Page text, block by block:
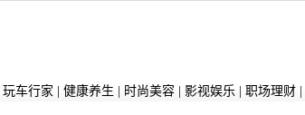
玩车行家 健康养生 时尚美容| 影视娱乐 职场理财|